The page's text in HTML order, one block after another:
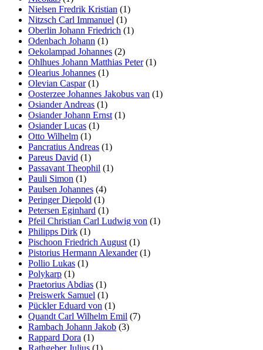
Nielsen Fredrik Kristian (1)
Nitzsch Carl Immanuel (1)
Oberlin Johann Friedrich (1)
Odenbach Johann (1)
Oekolampad Johannes (2)
Ohlhues Johann Matthias Peter(1)
Olearius Johannes (1)
Olevian Caspar(1)
Oosterzee Johannes Jakobus van (1)
Osiander Andreas (1)
Osiander Johann Ernst (1)
Osiander Lucas (1)
Otto Wilhelm (1)
Pancratius Andreas (1)
Pareus David (1)
Passavant Theophil (1)
Pauli Simon (1)
Paulsen Johannes (4)
Peringer Diepold (1)
Petersen Eginhard (1)
Pfeil Christian Carl Ludwig von (1)
Philipps Dirk (1)
Pischoon Friedrich August (1)
Pistorius Hermann Alexander(1)
Pollio Lukas (1)
Polykarp (1)
Praetorius Abdias (1)
Preiswerk Samuel (1)
Pückler Eduard von (1)
Quandt Carl Wilhelm Emil (7)
Rambach Johann Jakob (3)
Rappard Dora (1)
Rathgeber Julius (1)